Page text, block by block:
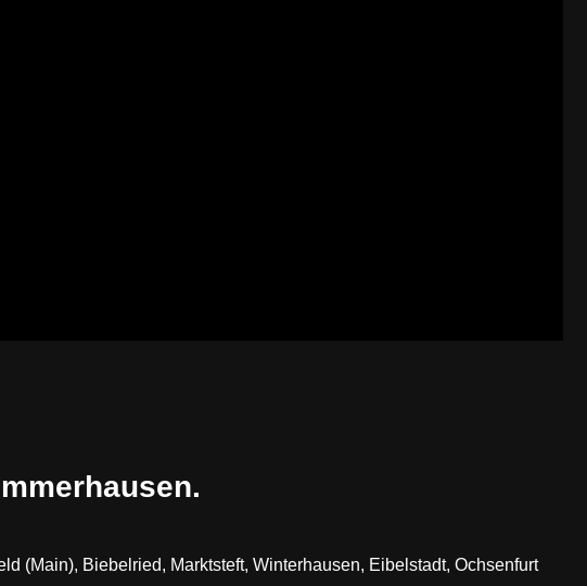
(Main), Biebelried, Marktsteft, Winterhausen, Eibelstadt, Ochsenfurt